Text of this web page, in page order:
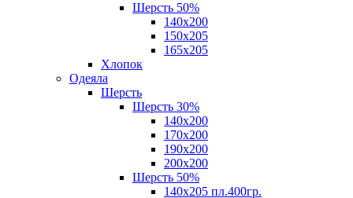
Шерсть 50%
140x200
150х205
165х205
Хлопок
Одеяла
Шерсть
Шерсть 30%
140х200
170х200
190х200
200х200
Шерсть 50%
140х205 пл.400гр.